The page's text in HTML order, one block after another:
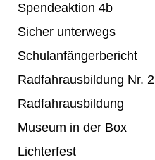
Spendeaktion 4b
Sicher unterwegs
Schulanfängerbericht
Radfahrausbildung Nr. 2
Radfahrausbildung
Museum in der Box
Lichterfest